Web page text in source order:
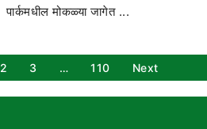
पार्कमधील मोकळ्या जागेत ...
2 3 … 110 Next